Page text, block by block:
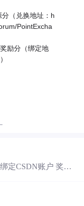
（兑换地址：h
PointExcha
励分（绑定地